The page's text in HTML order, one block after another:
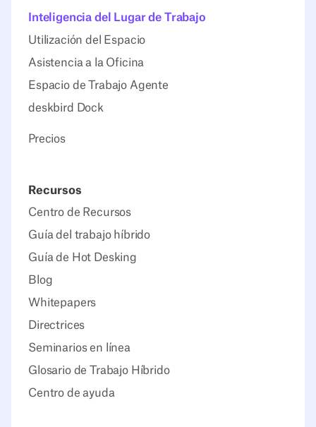
Inteligencia del Lugar de Trabajo
Utilización del Espacio
Asistencia a la Oficina
Espacio de Trabajo Agente
deskbird Dock
Precios
Recursos
Centro de Recursos
Guía del trabajo híbrido
Guía de Hot Desking
Blog
Whitepapers
Directrices
Seminarios en línea
Glosario de Trabajo Híbrido
Centro de ayuda